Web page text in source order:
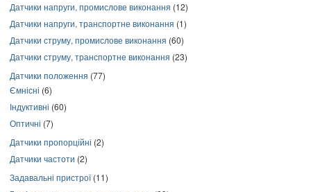
Датчики напруги, промислове виконання (12)
Датчики напруги, транспортне виконання (1)
Датчики струму, промислове виконання (60)
Датчики струму, транспортне виконання (23)
Датчики положення (77)
Ємнісні (6)
Індуктивні (60)
Оптичні (7)
Датчики пропорційні (2)
Датчики частоти (2)
Задавальні пристрої(11)